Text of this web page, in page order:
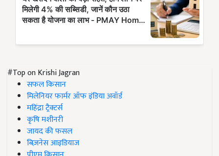
#Top on Krishi Jagran
सफल किसान
मिलेनियर फार्मर ऑफ इंडिया अवॉर्ड
महिंद्रा ट्रैक्टर्स
कृषि मशीनरी
जायद की फसल
बिज़नेस आइडियाज